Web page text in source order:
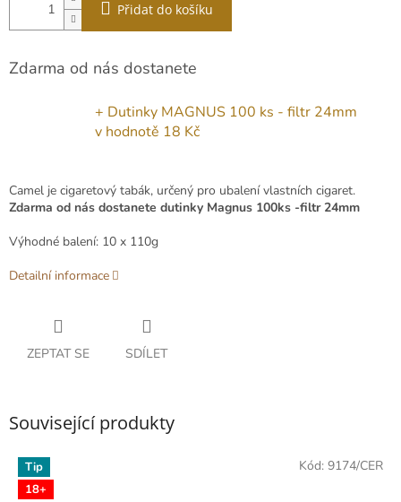
Přidat do košíku
Zdarma od nás dostanete
+ Dutinky MAGNUS 100 ks - filtr 24mm
v hodnotě 18 Kč
Camel je cigaretový tabák, určený pro ubalení vlastních cigaret.
Zdarma od nás dostanete dutinky Magnus 100ks -filtr 24mm
Výhodné balení: 10 x 110g
Detailní informace
ZEPTAT SE SDÍLET
Související produkty
Tip
18+
Kód: 9174/CER